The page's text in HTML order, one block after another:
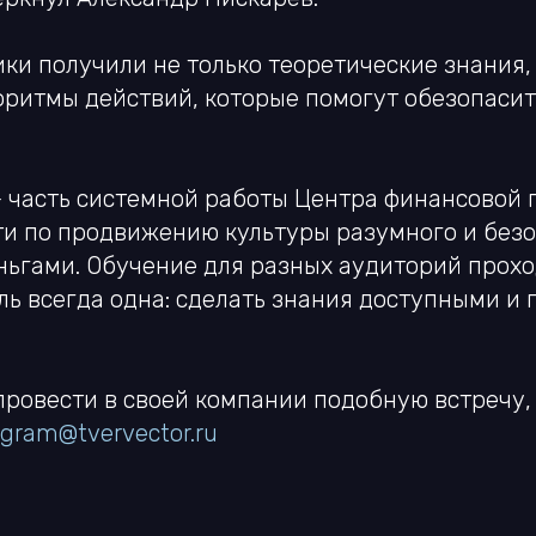
получили не только теоретические
действий, которые помогут
системной работы Центра финансовой
по продвижению культуры разумного и
Обучение для разных аудиторий
всегда одна: сделать знания доступными
в своей компании подобную